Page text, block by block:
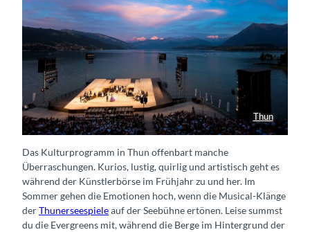
Thun
Bühne Thunerseespiele
Das Kulturprogramm in Thun offenbart manche
Überraschungen. Kurios, lustig, quirlig und artistisch geht es
während der Künstlerbörse im Frühjahr zu und her. Im
Sommer gehen die Emotionen hoch, wenn die Musical-Klänge
derThunerseespieleauf der Seebühne ertönen. Leise summst
du die Evergreens mit, während die Berge im Hintergrund der